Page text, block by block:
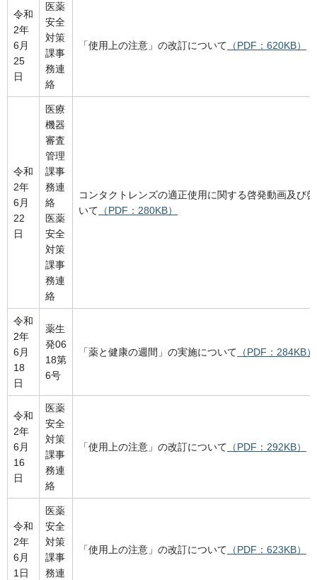
令和
2年
6月
25
日
医薬
安全
対策
課事
務連
絡
「使用上の注意」の改訂について （PDF：620KB）
令和
2年
6月
22
日
医療
機器
審査
管理
課事
務連
絡
医薬
安全
対策
課事
務連
絡
コンタクトレンズの適正使用に関する啓発動画及び
いて （PDF：280KB）
令和
2年
6月
18
日
薬生
発06
18第
6号
「薬と健康の週間」の実施について （PDF：284KB）
令和
2年
6月
16
日
医薬
安全
対策
課事
務連
絡
「使用上の注意」の改訂について （PDF：292KB）
令和
2年
6月
1日
医薬
安全
対策
課事
務連
「使用上の注意」の改訂について （PDF：623KB）